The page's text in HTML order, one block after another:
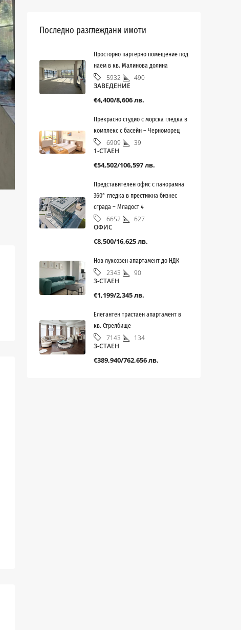
Последно разглеждани имоти
Просторно партерно помещение под
наем в кв. Малинова долина
5932
490
ЗАВЕДЕНИЕ
€4,400/8,606 лв.
Прекрасно студио с морска гледка в
комплекс с басейн – Черноморец
6909
39
1-СТАЕН
€54,502/106,597 лв.
Представителен офис с панорамна
360° гледка в престижна бизнес
сграда – Младост 4
6652
627
ОФИС
€8,500/16,625 лв.
Нов луксозен апартамент до НДК
2343
90
3-СТАЕН
€1,199/2,345 лв.
Елегантен тристаен апартамент в
кв. Стрелбище
7143
134
3-СТАЕН
€389,940/762,656 лв.